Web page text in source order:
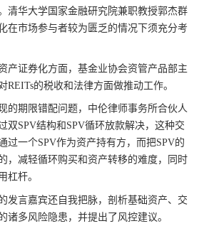
清华大学国家金融研究院兼职教授郭杰群
在市场参与者较为匮乏的情况下须充分考
产证券化方面，基金业协会资管产品部主
REITs的税收和法律方面做推动工作。
的期限错配问题，中伦律师事务所合伙人
双SPV结构和 SPV循环放款解决，这种交
过一个SPV作为资产持有方，而把SPV的
，减轻循环购买和资产转移的难度，同时
杠杆。
发言嘉宾还自我把脉，剖析基础资产、交
诸多风险隐患，并提出了风控建议。